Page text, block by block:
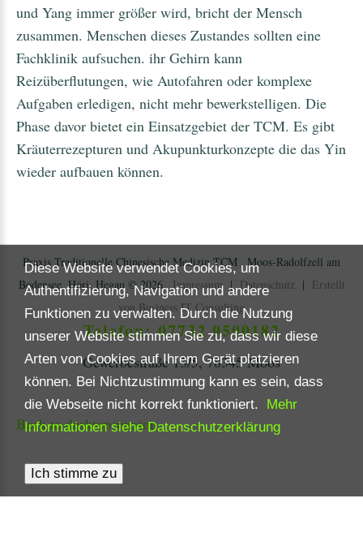
und Yang immer größer wird, bricht der Mensch
zusammen. Menschen dieses Zustandes sollten eine
Fachklinik aufsuchen. ihr Gehirn kann
Reizüberflutungen, wie Autofahren oder komplexe
Aufgaben erledigen, nicht mehr bewerkstelligen. Die
Phase davor bietet ein Einsatzgebiet der TCM. Es gibt
Kräuterrezepturen und Akupunkturkonzepte die das Yin
wieder aufbauen können.
Praxis Traditionelle Chinesische Medizin TCM , Moos-Radolfzell am
Bodensee, Höri, Hegau ©2026 Impressum |Datenschutz | Erstellt
von Business IT Consulting
Telefon: 07732 9590182
Gewerbestraße 13/5, 78345 Moos
Back to desktop version
Diese Website verwendet Cookies, um
Authentifizierung, Navigation und andere
Funktionen zu verwalten. Durch die Nutzung
unserer Website stimmen Sie zu, dass wir diese
Arten von Cookies auf Ihrem Gerät platzieren
können. Bei Nichtzustimmung kann es sein, dass
die Webseite nicht korrekt funktioniert. Mehr
Informationen siehe Datenschutzerklärung
Ich stimme zu